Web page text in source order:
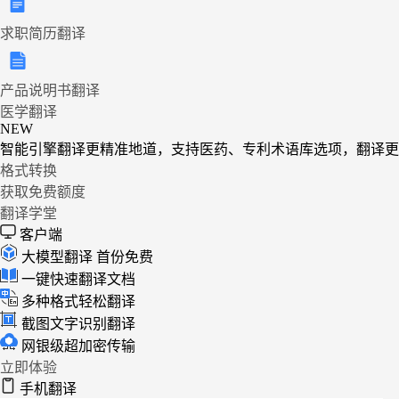
求职简历翻译
产品说明书翻译
医学翻译
NEW
智能引擎翻译更精准地道，支持医药、专利术语库选项，翻译
格式转换
获取免费额度
翻译学堂
客户端
大模型翻译 首份免费
一键快速翻译文档
多种格式轻松翻译
截图文字识别翻译
网银级超加密传输
立即体验
手机翻译